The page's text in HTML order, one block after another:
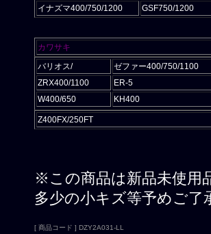
イナズマ400/750/1200
GSF750/1200
カワサキ
バリオス/
ゼファー400/750/1100
ZRX400/1100
ER-5
W400/650
KH400
Z400FX/250FT
※この商品は新品未使用
多少の小キズ等予めご
[ 商品コード ] DZY2A031-LL